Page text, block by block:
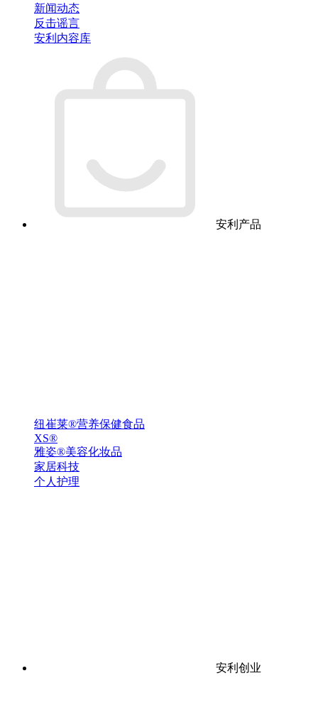
新闻动态
反击谣言
安利内容库
安利产品
纽崔莱®营养保健食品
XS®
雅姿®美容化妆品
家居科技
个人护理
安利创业